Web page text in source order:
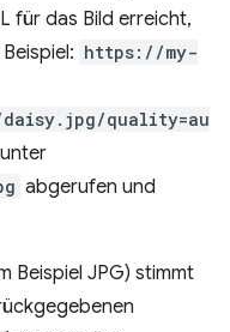
für das Bild erreicht,
https://my-
quality=au
abgerufen und
Beispiel JPG) stimmt